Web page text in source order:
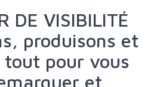
DE VISIBILITÉ
produisons et
pour vous
et